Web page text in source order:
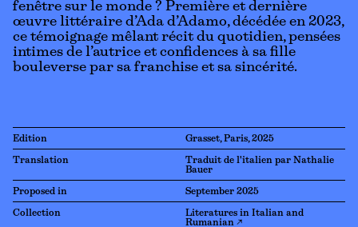
fenêtre sur le monde ? Première et dernière
œuvre littéraire d’Ada d’Adamo, décédée en 2023,
ce témoignage mêlant récit du quotidien, pensées
intimes de l’autrice et confidences à sa fille
bouleverse par sa franchise et sa sincérité.
Edition Grasset, Paris, 2025
Translation
Traduit de l'italien par Nathalie
Bauer
Proposed in September 2025
Collection
Literatures in Italian and
Rumanian ↗